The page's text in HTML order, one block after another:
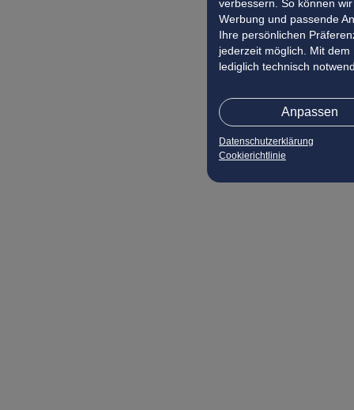
verbessern. So können
Werbung und passende
Ihre persönlichen
jederzeit möglich. Mit dem
lediglich technisch
Anpassen
Datenschutzerklärung
Cookierichtlinie